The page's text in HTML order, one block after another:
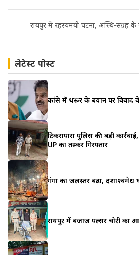
रायपुर में रहस्यमयी घटना, अस्थि-संग्रह के
लेटेस्ट पोस्ट
कांग्रेस में थरूर के बयान पर विवाद
टिकरापारा पुलिस की बड़ी
UP का तस्कर गिरफ्तार
गंगा का जलस्तर बढ़ा, दशाश्वमेध
रायपुर में बजाज पल्सर चोरी का